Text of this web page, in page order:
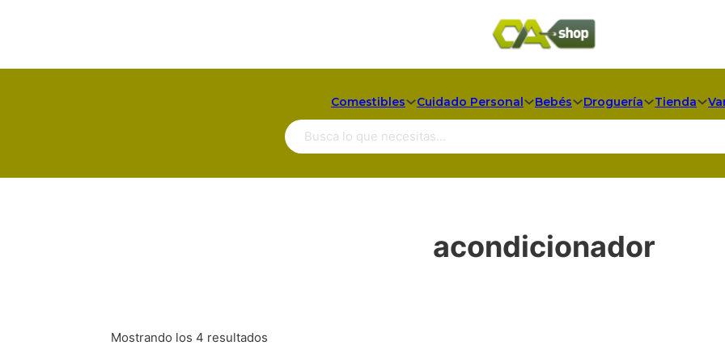
Comestibles Cuidado Personal Bebés Droguería Tienda
Buscar ...
acondicionador
Mostrando los 4 resultados